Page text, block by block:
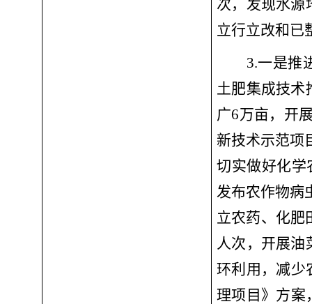
次，发现水源
立行立改和已
3.一是推
土肥集成技术
广6万亩，开
新技术示范项
切实做好化学
发布农作物病
立农药、化肥
人次 ， 开展油
环利用，减少
理项目》方案